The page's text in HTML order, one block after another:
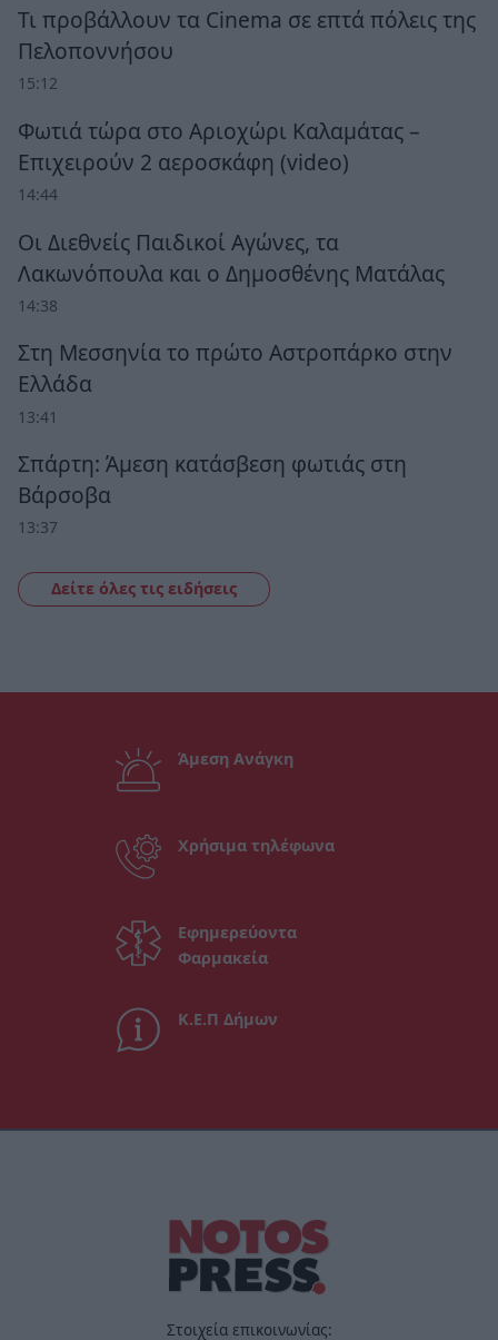
Τι προβάλλουν τα Cinema σε επτά πόλεις της
Πελοποννήσου
15:12
Φωτιά τώρα στο Αριοχώρι Καλαμάτας –
Επιχειρούν 2 αεροσκάφη (video)
14:44
Οι Διεθνείς Παιδικοί Αγώνες, τα
Λακωνόπουλα και ο Δημοσθένης Ματάλας
14:38
Στη Μεσσηνία το πρώτο Αστροπάρκο στην
Ελλάδα
13:41
Σπάρτη: Άμεση κατάσβεση φωτιάς στη
Βάρσοβα
13:37
Δείτε όλες τις ειδήσεις
Άμεση Ανάγκη
Χρήσιμα τηλέφωνα
Εφημερεύοντα
Φαρμακεία
Κ.Ε.Π Δήμων
Στοιχεία επικοινωνίας: